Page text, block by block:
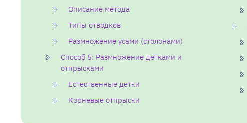
Описание метода
Типы отводков
Размножение усами (столонами)
Способ 5: Размножение детками и
отпрысками
Естественные детки
Корневые отпрыски